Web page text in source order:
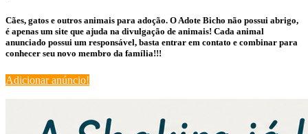
Cães, gatos e outros animais para adoção. O Adote Bicho não possui abrigo,
é apenas um site que ajuda na divulgação de animais! Cada animal
anunciado possui um responsável, basta entrar em contato e combinar para
conhecer seu novo membro da família!!!
Adicionar anúncio!